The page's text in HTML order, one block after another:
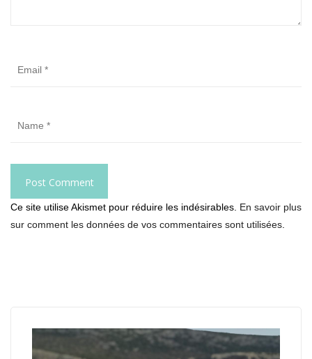
Ce site utilise Akismet pour réduire les indésirables. En savoir plus
sur comment les données de vos commentaires sont utilisées